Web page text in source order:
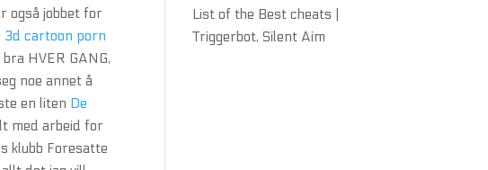
også jobbet for
cartoon porn
HVER GANG,
noe annet å
en liten De
med arbeid for
klubb Foresatte
List of the Best cheats |
Triggerbot, Silent Aim